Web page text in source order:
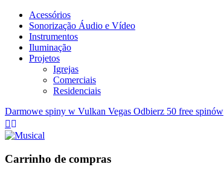
Acessórios
Sonorização Áudio e Vídeo
Instrumentos
Iluminação
Projetos
Igrejas
Comerciais
Residenciais
Darmowe spiny w Vulkan Vegas Odbierz 50 free spinów
Carrinho de compras